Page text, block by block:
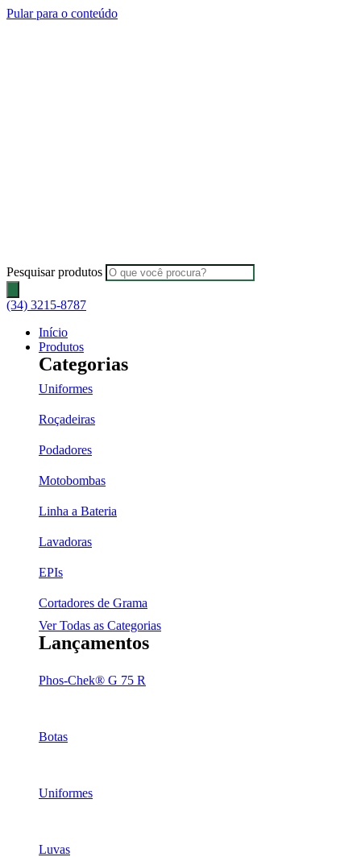
Pular para o conteúdo
Pesquisar produtos
(34) 3215-8787
Início
Produtos
Categorias
Uniformes
Roçadeiras
Podadores
Motobombas
Linha a Bateria
Lavadoras
EPIs
Cortadores de Grama
Ver Todas as Categorias
Lançamentos
Phos-Chek® G 75 R
Botas
Uniformes
Luvas